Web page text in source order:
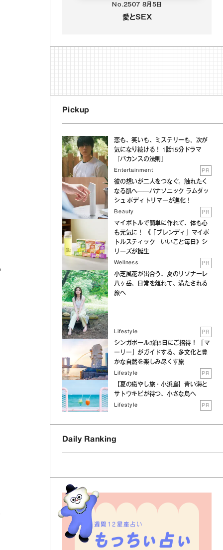
No.2507 8月5日
愛とSEX
Pickup
恋も、笑いも、ミステリーも。次が
気になり続ける！ 1話15分ドラマ
『バカンスの法則』
Entertainment PR
彼の想いが二人をつなぐ。触れたく
なる肌へ──パナソニック ラムダッ
シュ ボディトリマーが進化！
Beauty PR
マイボトルで簡単に作れて、体も心
も元気に！ 《「ブレンディ」マイボ
トルスティック いいこと毎日》シ
リーズが誕生
Wellness PR
小芝風花が出合う、夏のリゾナーレ
八ヶ岳。日常を離れて、満たされる
旅へ
Lifestyle PR
シンガポール3泊5日にご招待！ 「マ
ーリー」がガイドする、多文化と豊
かな自然を楽しみ尽くす旅
Lifestyle PR
【夏の癒やし旅・小浜島】青い海と
サトウキビが待つ、小さな島へ
Lifestyle PR
Daily Ranking
週間12星座占い